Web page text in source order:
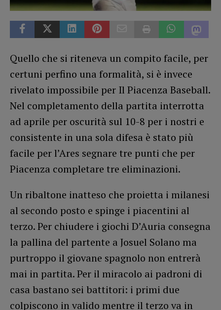
Quello che si riteneva un compito facile, per
certuni perfino una formalità, si è invece
rivelato impossibile per Il Piacenza Baseball.
Nel completamento della partita interrotta
ad aprile per oscurità sul 10-8 per i nostri e
consistente in una sola difesa è stato più
facile per l’Ares segnare tre punti che per
Piacenza completare tre eliminazioni.
Un ribaltone inatteso che proietta i milanesi
al secondo posto e spinge i piacentini al
terzo. Per chiudere i giochi D’Auria consegna
la pallina del partente a Josuel Solano ma
purtroppo il giovane spagnolo non entrerà
mai in partita. Per il miracolo ai padroni di
casa bastano sei battitori: i primi due
colpiscono in valido mentre il terzo va in